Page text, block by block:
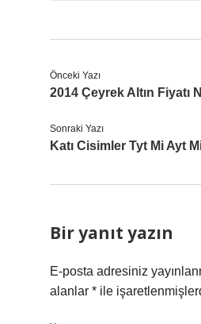
Önceki Yazı
2014 Çeyrek Altın Fiyatı
Sonraki Yazı
Katı Cisimler Tyt Mi Ayt
Bir yanıt yazın
E-posta adresiniz
alanlar * ile